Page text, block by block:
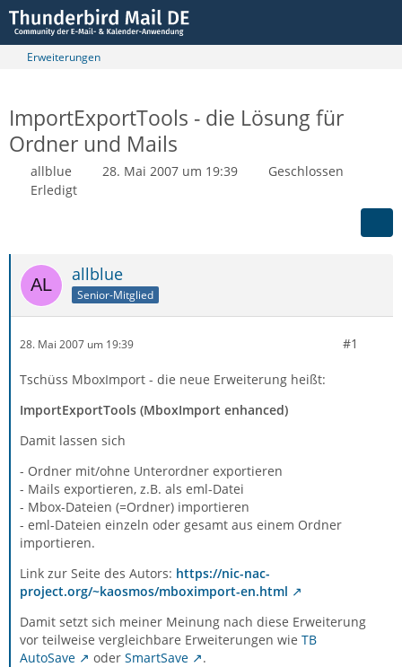
Erweiterungen
ImportExportTools - die Lösung für
Ordner und Mails
allblue 28. Mai 2007 um 19:39
Geschlossen
Erledigt
allblue
Senior-Mitglied
28. Mai 2007 um 19:39 #1
Tschüss MboxImport - die neue Erweiterung heißt:
ImportExportTools (MboxImport enhanced)
Damit lassen sich
- Ordner mit/ohne Unterordner exportieren
- Mails exportieren, z.B. als eml-Datei
- Mbox-Dateien (=Ordner) importieren
- eml-Dateien einzeln oder gesamt aus einem Ordner
importieren.
Link zur Seite des Autors: https://nic-nac-
project.org/~kaosmos/mboximport-en.html
Damit setzt sich meiner Meinung nach diese Erweiterung
vor teilweise vergleichbare Erweiterungen wie TB
AutoSave
oder SmartSave
.